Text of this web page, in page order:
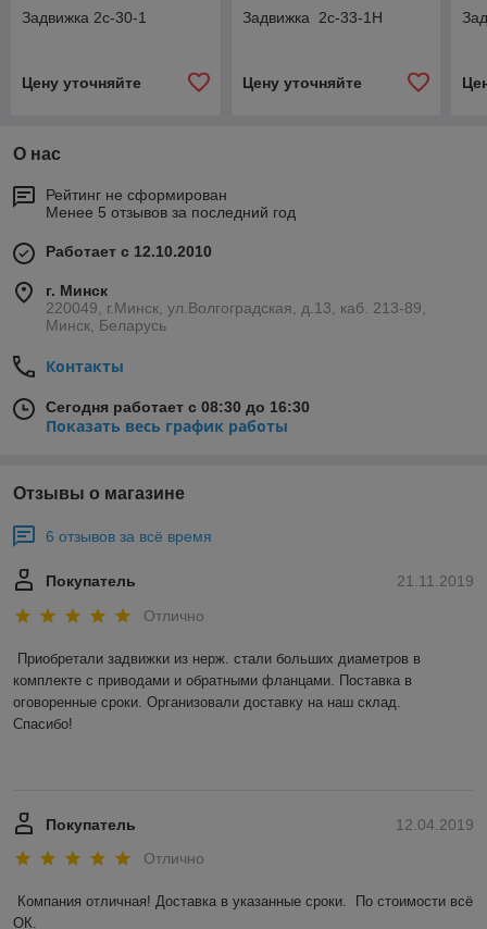
Задвижка 2с-30-1
Цену уточняйте
Задвижка 2с-33-1Н
Цену уточняйте
О нас
Рейтинг не сформирован
Менее 5 отзывов за последний год
Работает с 12.10.2010
г. Минск
220049, г.Минск, ул.Волгоградская, д.13, каб. 213-89,
Минск, Беларусь
Контакты
Сегодня работает с 08:30 до 16:30
Показать весь график работы
Отзывы о магазине
6 отзывов за всё время
21.11.2019
Покупатель
Отлично
Приобретали задвижки из нерж. стали больших диаметров в
комплекте с приводами и обратными фланцами. Поставка в
оговоренные сроки. Организовали доставку на наш склад.
Спасибо!
12.04.2019
Покупатель
Отлично
Компания отличная! Доставка в указанные сроки.  По стоимости всё
ОК.